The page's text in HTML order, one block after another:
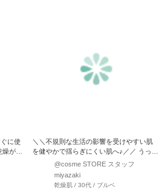
に使
が気
＼＼不規則な生活の影響を受けやすい肌
を健やかで揺らぎにくい肌へ♪／／ うっか
りメイクしたまま…
@cosme STORE スタッフ
miyazaki
乾燥肌 / 30代 / ブルベ